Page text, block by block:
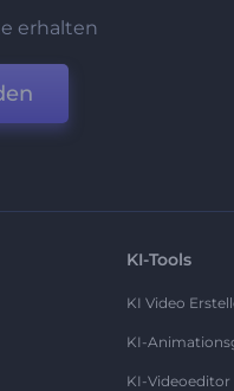
erhalten
KI-Tools
KI Video
KI-
KI-Videoeditor